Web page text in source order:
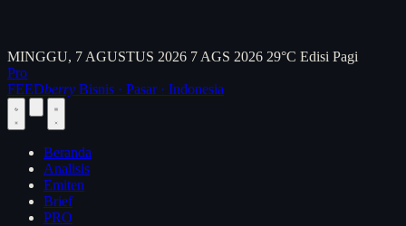
MINGGU, 7 AGUSTUS 2026 7 AGS 2026 29°C Edisi Pagi
Pro
FEEDberry Bisnis · Pasar · Indonesia
Beranda
Analisis
Emiten
Brief
PRO